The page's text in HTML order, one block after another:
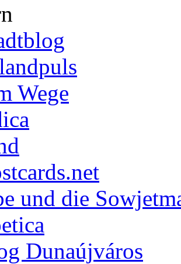
Wege
und die
Dunaújváros